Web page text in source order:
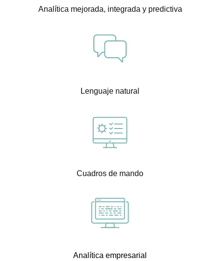
Analítica mejorada, integrada y predictiva
Lenguaje natural
Cuadros de mando
Analítica empresarial